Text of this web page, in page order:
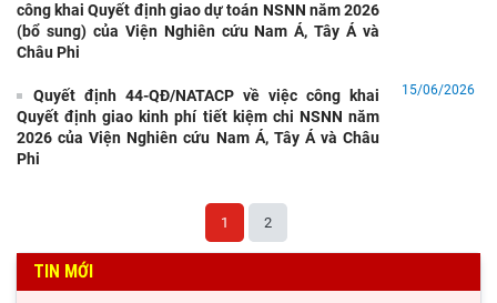
công khai Quyết định giao dự toán NSNN năm 2026
(bổ sung) của Viện Nghiên cứu Nam Á, Tây Á và
Châu Phi
Quyết định 44-QĐ/NATACP về việc công khai
Quyết định giao kinh phí tiết kiệm chi NSNN năm
2026 của Viện Nghiên cứu Nam Á, Tây Á và Châu
Phi
15/06/2026
1 2
TIN MỚI
Đối thoại ICWA – VASS lần thứ 6: Thúc đẩy quan hệ Đối tác
Chiến lược Toàn diện tăng cường Việt Nam
đến hợp tác công nghệ bán dẫn Đài Loan - Ấn
Ngoại giao văn hóa của Ấn Độ tại Việt Nam dưới thời Thủ
tướng Narendra Modi (2014 – 2026).
tắc phân phối trong nền kinh tế thị trường
Đổi mới công tác kiểm tra, giám sát tại Chi bộ Viện Nhà nước
và Pháp luật: Gắn siết chặt kỷ cương